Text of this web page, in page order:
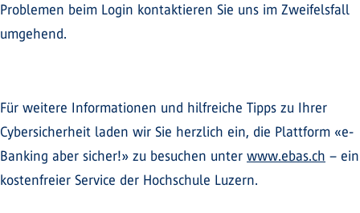
Problemen beim Login kontaktieren Sie uns im Zweifelsfall
umgehend.
Für weitere Informationen und hilfreiche Tipps zu Ihrer
Cybersicherheit laden wir Sie herzlich ein, die Plattform «e-
Banking aber sicher!» zu besuchen unter www.ebas.ch – ein
kostenfreier Service der Hochschule Luzern.